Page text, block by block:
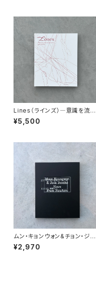
Lines（ラインズ）―意識を流れ
に合わせる 展覧会カタログ
¥5,500
ムン・キョンウォン&チョン・ジュ
ンホ：どこにもない場所のこと
展覧会カタログ
¥2,970